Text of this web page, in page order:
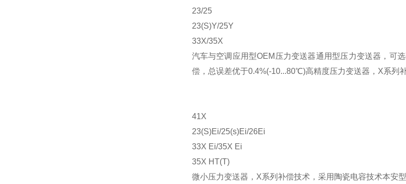
23/25
23(S)Y/25Y
33X/35X
汽车与空调应用型OEM压力变送器通用型压力变送器，可
偿，总误差优于0.4%(-10...80℃)高精度压力变送器，X系列
41X
23(S)Ei/25(s)Ei/26Ei
33X Ei/35X Ei
35X HT(T)
微小压力变送器，X系列补偿技术，采用陶瓷电容技术本安